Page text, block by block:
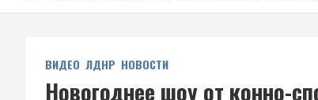
Украине
ВИДЕО ЛДНР НОВОСТИ
Новогоднее шоу от конно-